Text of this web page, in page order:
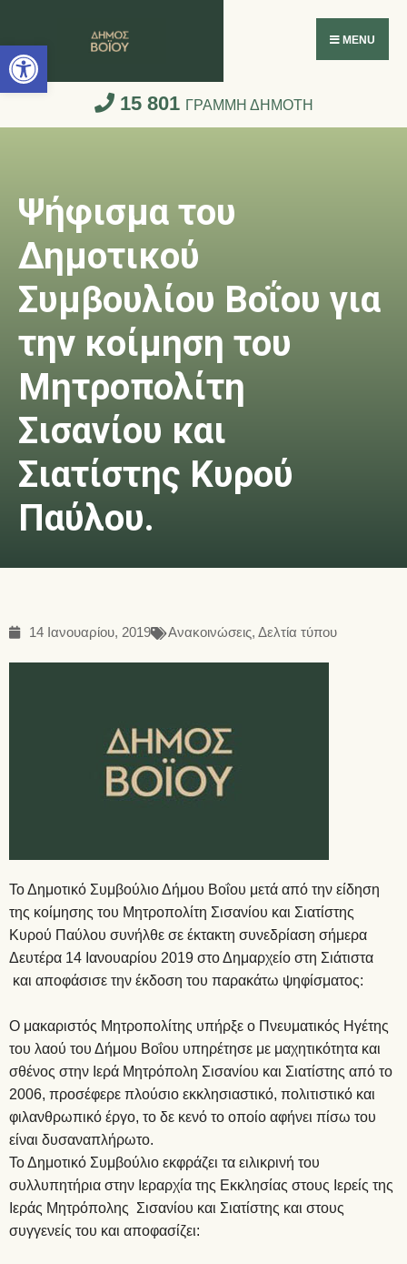
Ανοίξτε τη γραμμή εργαλείων
MENU
15 801 ΓΡΑΜΜΗ ΔΗΜΟΤΗ
Ψήφισμα του
Δημοτικού
Συμβουλίου Βοΐου για
την κοίμηση του
Μητροπολίτη
Σισανίου και
Σιατίστης Κυρού
Παύλου.
14 Ιανουαρίου, 2019 Ανακοινώσεις,Δελτία τύπου
Το Δημοτικό Συμβούλιο Δήμου Βοΐου μετά από την είδηση
της κοίμησης του Μητροπολίτη Σισανίου και Σιατίστης
Κυρού Παύλου συνήλθε σε έκτακτη συνεδρίαση σήμερα
Δευτέρα 14 Ιανουαρίου 2019 στο Δημαρχείο στη Σιάτιστα
και αποφάσισε την έκδοση του παρακάτω ψηφίσματος:
Ο μακαριστός Μητροπολίτης υπήρξε ο Πνευματικός Ηγέτης
του λαού του Δήμου Βοΐου υπηρέτησε με μαχητικότητα και
σθένος στην Ιερά Μητρόπολη Σισανίου και Σιατίστης από το
2006, προσέφερε πλούσιο εκκλησιαστικό, πολιτιστικό και
φιλανθρωπικό έργο, το δε κενό το οποίο αφήνει πίσω του
είναι δυσαναπλήρωτο.
Το Δημοτικό Συμβούλιο εκφράζει τα ειλικρινή του
συλλυπητήρια στην Ιεραρχία της Εκκλησίας στους Ιερείς της
Ιεράς Μητρόπολης Σισανίου και Σιατίστης και στους
συγγενείς του και αποφασίζει: